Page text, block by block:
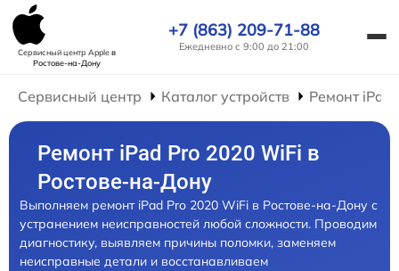
Сервисный центр Appleв
Ростове-на-Дону
+7 (863) 209-71-88
Ежедневно с 9:00 до 21:00
Сервисный центр Каталог устройств Ремонт iPad
Ремонт iPad Pro 2020 WiFi в
Ростове-на-Дону
Выполняем ремонт iPad Pro 2020 WiFi в Ростове-на-Дону с
устранением неисправностей любой сложности. Проводим
диагностику, выявляем причины поломки, заменяем
неисправные детали и восстанавливаем